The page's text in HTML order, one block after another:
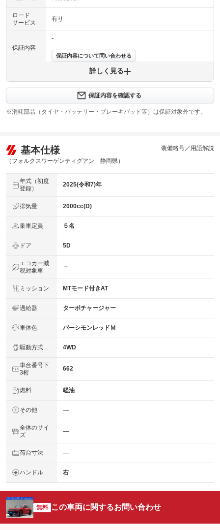
ロード
サービス
有り
保証内容
-
保証内容について問い合わせる
上限金額 車両本体価格
保証修理
受付先
-
法定整備
※車検なし・車検整備付の場合は法定24ヶ月点検整備付
法定整備
納車前点検７１項目、納車前交換部品（３品目）、メンテ
詳しく見る
保証内容を確認する
※消耗部品（タイヤ・バッテリー・ブレーキパッド等）は保証対象外です。
基本仕様
（フォルクスワーゲンティグアン 静岡県）
装備略号／用語解説
年式（初度
登録）
2025(令和7)年
排気量 2000cc(D)
乗車定員 ５名
ドア 5D
エコカー減
税対象車
－
ミッション MTモード付きAT
過給器 ターボチャージャー
車体色 パーシモンレッドＭ
駆動方式 4WD
車台番号下
3桁
662
燃料 軽油
その他 ―
全体のサイ
ズ
―
荷台寸法 ―
ハンドル 右
無料 この車両に関するお問い合わせ